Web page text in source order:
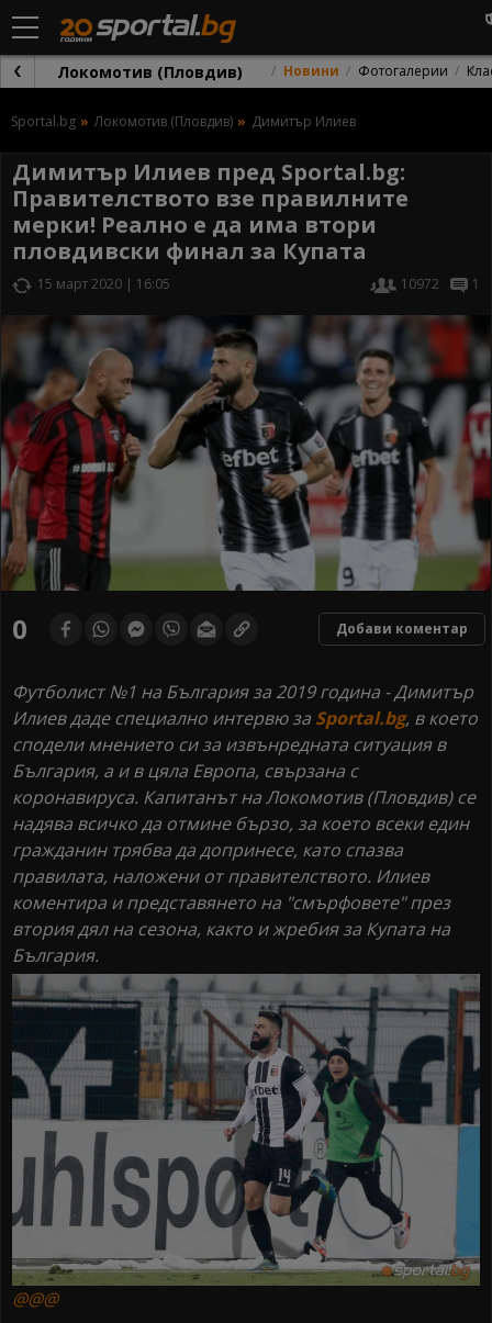
Локомотив (Пловдив) Новини Фотогалерии
Sportal.bg Локомотив (Пловдив) Димитър Илиев
Димитър Илиев пред Sportal.bg:
Правителството взе правилните
мерки! Реално е да има втори
пловдивски финал за Купата
15 март 2020 | 16:05 10972 1
0 Добави коментар
Футболист №1 на България за 2019 година - Димитър
Илиев даде специално интервю за Sportal.bg, в което
сподели мнението си за извънредната ситуация в
България, а и в цяла Европа, свързана с
коронавируса. Капитанът на Локомотив (Пловдив) се
надява всичко да отмине бързо, за което всеки един
гражданин трябва да допринесе, като спазва
правилата, наложени от правителството. Илиев
коментира и представянето на "смърфовете" през
втория дял на сезона, както и жребия за Купата на
България.
@@@